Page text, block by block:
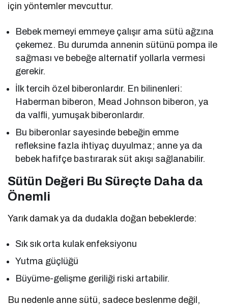
için yöntemler mevcuttur.
Bebek memeyi emmeye çalışır ama sütü ağzına
çekemez. Bu durumda annenin sütünü pompa ile
sağması ve bebeğe alternatif yollarla vermesi
gerekir.
İlk tercih özel biberonlardır. En bilinenleri:
Haberman biberon, Mead Johnson biberon, ya
da valfli, yumuşak biberonlardır.
Bu biberonlar sayesinde bebeğin emme
refleksine fazla ihtiyaç duyulmaz; anne ya da
bebek hafifçe bastırarak süt akışı sağlanabilir.
Sütün Değeri Bu Süreçte Daha da
Önemli
Yarık damak ya da dudakla doğan bebeklerde:
Sık sık orta kulak enfeksiyonu
Yutma güçlüğü
Büyüme-gelişme geriliği riski artabilir.
Bu nedenle anne sütü, sadece beslenme değil,